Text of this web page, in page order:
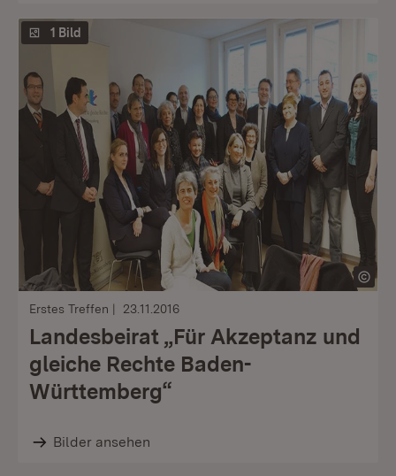
1 Bild
Erstes Treffen 23.11.2016
Landesbeirat „Für Akzeptanz und
gleiche Rechte Baden-
Württemberg“
Bilder ansehen